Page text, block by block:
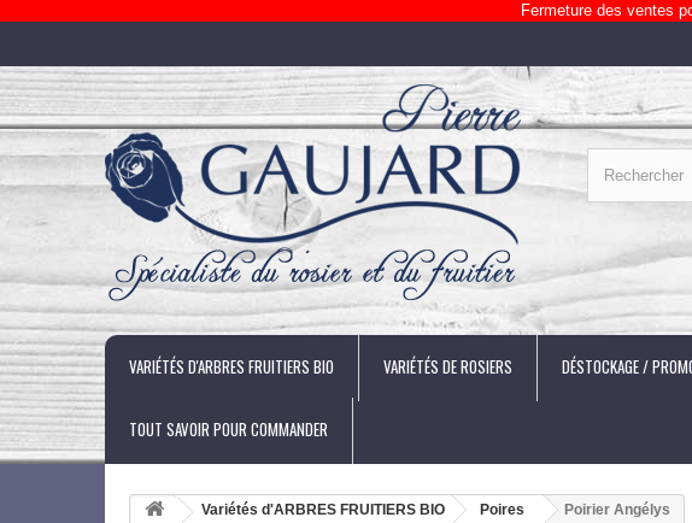
Fermeture des ventes
VARIÉTÉS D'ARBRES FRUITIERS BIO VARIÉTÉS DE ROSIERS DÉSTOCKAGE /
TOUT SAVOIR POUR COMMANDER
Variétés d'ARBRES FRUITIERS BIO Poires Poirier Angélys